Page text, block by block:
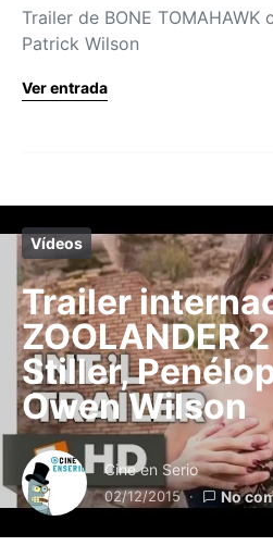
Trailer de BONE TOMAHAWK
Patrick Wilson
Ver entrada
Vídeos
Trailer
ZOOLANDER
Stiller,
Owen Wilson
Cine en Serio
02/12/2015 No